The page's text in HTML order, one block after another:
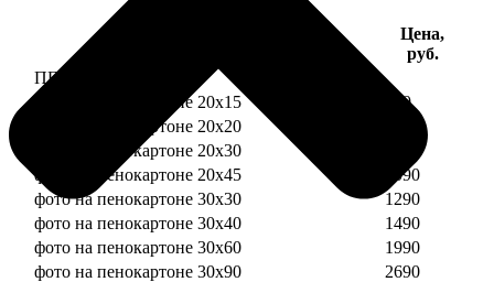
Цена,
руб.
ПЕНОКАРТОН
фото на пенокартоне 20х15
690
фото на пенокартоне 20х20
фото на пенокартоне 20х30
фото на пенокартоне 20х45
1090
фото на пенокартоне 30х30
1290
фото на пенокартоне 30х40
1490
фото на пенокартоне 30х60
1990
фото на пенокартоне 30х90
2690